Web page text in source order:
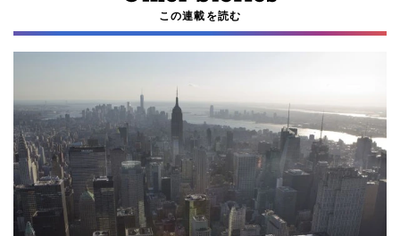
この連載を読む